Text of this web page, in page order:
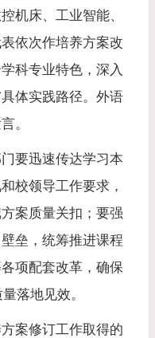
机床、工业智能、
依次作培养方案改
科专业特色，深入
体实践路径。外语
。
要迅速传达学习本
校领导工作要求，
案质量关扣；要强
垒，统筹推进课程
项配套改革，确保
落地见效。
案修订工作取得的